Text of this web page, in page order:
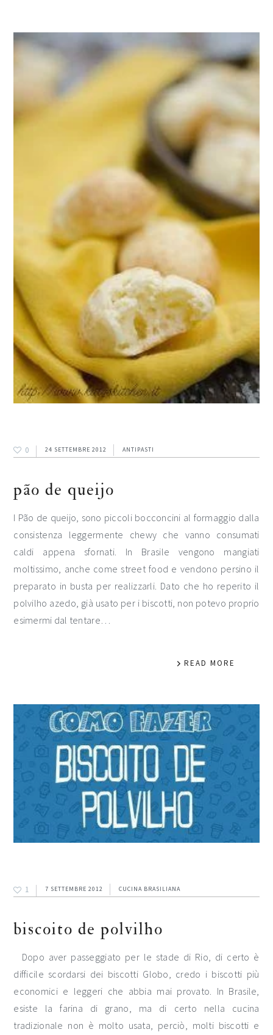
0 24 SETTEMBRE 2012 ANTIPASTI
pão de queijo
I Pão de queijo, sono piccoli bocconcini al formaggio dalla
consistenza leggermente chewy che vanno consumati
caldi appena sfornati. In Brasile vengono mangiati
moltissimo, anche come street food e vendono persino il
preparato in busta per realizzarli. Dato che ho reperito il
polvilho azedo, già usato per i biscotti, non potevo proprio
esimermi dal tentare…
READ MORE
1 7 SETTEMBRE 2012 CUCINA BRASILIANA
biscoito de polvilho
Dopo aver passeggiato per le stade di Rio, di certo è
difficile scordarsi dei biscotti Globo, credo i biscotti più
economici e leggeri che abbia mai provato. In Brasile,
esiste la farina di grano, ma di certo nella cucina
tradizionale non è molto usata, perciò, molti biscotti e